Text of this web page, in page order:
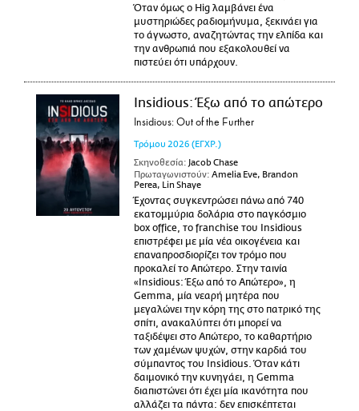
Όταν όμως ο Hig λαμβάνει ένα
μυστηριώδες ραδιομήνυμα, ξεκινάει για
το άγνωστο, αναζητώντας την ελπίδα και
την ανθρωπιά που εξακολουθεί να
πιστεύει ότι υπάρχουν.
Insidious: Έξω από το απώτερο
Insidious: Out of the Further
Τρόμου 2026 (ΕΓΧΡ.)
Σκηνοθεσία: Jacob Chase
Πρωταγωνιστούν: Amelia Eve, Brandon
Perea, Lin Shaye
Έχοντας συγκεντρώσει πάνω από 740
εκατομμύρια δολάρια στο παγκόσμιο
box office, το franchise του Insidious
επιστρέφει με μία νέα οικογένεια και
επαναπροσδιορίζει τον τρόμο που
προκαλεί το Απώτερο. Στην ταινία
«Insidious: Έξω από το Απώτερο», η
Gemma, μία νεαρή μητέρα που
μεγαλώνει την κόρη της στο πατρικό της
σπίτι, ανακαλύπτει ότι μπορεί να
ταξιδέψει στο Απώτερο, το καθαρτήριο
των χαμένων ψυχών, στην καρδιά του
σύμπαντος του Insidious. Όταν κάτι
δαιμονικό την κυνηγάει, η Gemma
διαπιστώνει ότι έχει μία ικανότητα που
αλλάζει τα πάντα: δεν επισκέπτεται